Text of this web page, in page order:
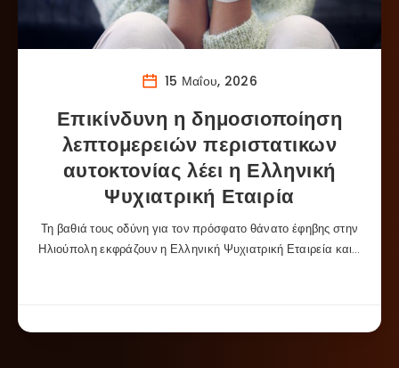
15 Μαΐου, 2026
Επικίνδυνη η δημοσιοποίηση
λεπτομερειών περιστατικων
αυτοκτονίας λέει η Ελληνική
Ψυχιατρική Εταιρία
Τη βαθιά τους οδύνη για τον πρόσφατο θάνατο έφηβης στην
Ηλιούπολη εκφράζουν η Ελληνική Ψυχιατρική Εταιρεία και…